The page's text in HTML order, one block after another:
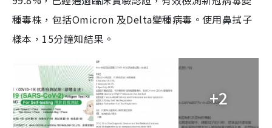
種毒株，包括Omicron 及Delta變種病毒。使用鼻拭子
樣本，15分鐘知結果。
+2